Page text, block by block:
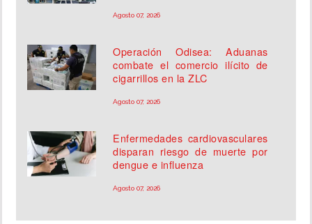
Agosto 07, 2026
Operación Odisea: Aduanas
combate el comercio ilícito de
cigarrillos en la ZLC
Agosto 07, 2026
Enfermedades cardiovasculares
disparan riesgo de muerte por
dengue e influenza
Agosto 07, 2026